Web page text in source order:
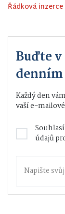
Řádková inzerce
Buďte v
Každý den
vaší e-
údajů